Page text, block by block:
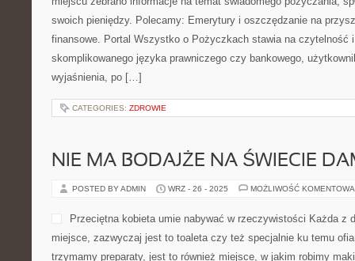
swoich pieniędzy. Polecamy: Emerytury i oszczędzanie na
finansowe. Portal Wszystko o Pożyczkach stawia na czytelność
skomplikowanego języka prawniczego czy bankowego,
wyjaśnienia, po […]
CATEGORIES: ZDROWIE
NIE MA BODAJŻE NA ŚWIECIE
POSTED BY ADMIN WRZ - 26 - 2025 MOŻLIWOŚĆ
Przeciętna kobieta umie nabywać w rzeczywistości Każda z
miejsce, zazwyczaj jest to toaleta czy też specjalnie ku temu
trzymamy preparaty, jest to również miejsce, w jakim robimy